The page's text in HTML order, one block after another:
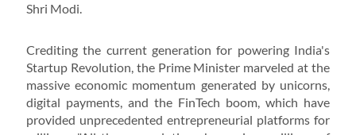
Shri Modi.
Crediting the current generation for powering India's
Startup Revolution, the Prime Minister marveled at the
massive economic momentum generated by unicorns,
digital payments, and the FinTech boom, which have
provided unprecedented entrepreneurial platforms for